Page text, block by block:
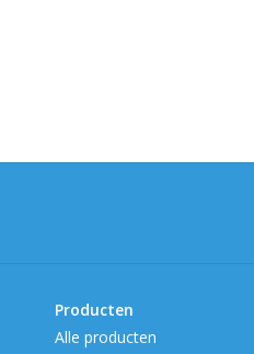
Producten
Alle producten